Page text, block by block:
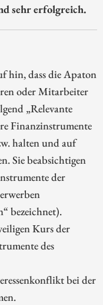
sehr erfolgreich.
hin, dass die Apaton
oder Mitarbeiter
„Relevante
Finanzinstrumente
halten und auf
Sie beabsichtigen
der
bezeichnet).
Kurs der
des
bei der